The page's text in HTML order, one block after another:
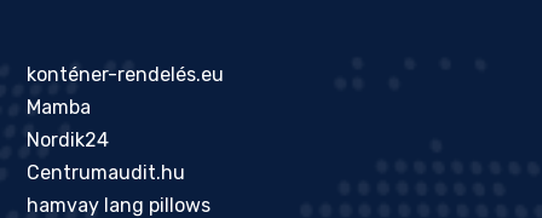
konténer-rendelés.eu
Mamba
Nordik24
Centrumaudit.hu
hamvay lang pillows